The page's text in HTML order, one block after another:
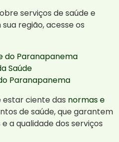
serviços de saúde e
região, acesse os
do Paranapanema
Saúde
Paranapanema
estar ciente das normas e
de saúde, que garantem
a qualidade dos serviços